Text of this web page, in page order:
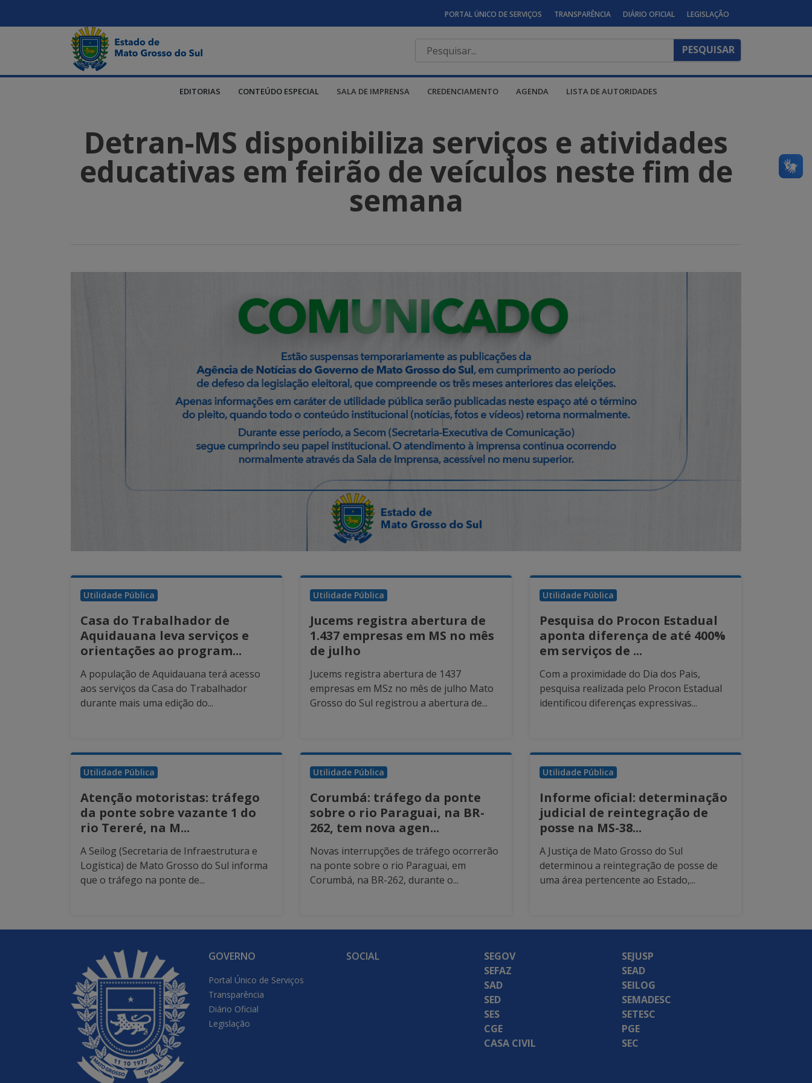
PORTAL ÚNICO DE SERVIÇOS TRANSPARÊNCIA DIÁRIO OFICIAL LEGISLAÇÃO
EDITORIAS CONTEÚDO ESPECIAL SALA DE IMPRENSA CREDENCIAMENTO AGENDA LISTA DE AUTORIDADES
Detran-MS disponibiliza serviços e atividades
educativas em feirão de veículos neste fim de
semana
Utilidade Pública
Casa do Trabalhador de
Aquidauana leva serviços e
orientações ao program...
A população de Aquidauana terá acesso
aos serviços da Casa do Trabalhador
durante mais uma edição do...
Utilidade Pública
Jucems registra abertura de
1.437 empresas em MS no mês
de julho
Jucems registra abertura de 1437
empresas em MSz no mês de julho Mato
Grosso do Sul registrou a abertura de...
Utilidade Pública
Pesquisa do Procon Estadual
aponta diferença de até 400%
em serviços de ...
Com a proximidade do Dia dos Pais,
pesquisa realizada pelo Procon Estadual
identificou diferenças expressivas...
Utilidade Pública
Atenção motoristas: tráfego
da ponte sobre vazante 1 do
rio Tereré, na M...
A Seilog (Secretaria de Infraestrutura e
Logística) de Mato Grosso do Sul informa
que o tráfego na ponte de...
Utilidade Pública
Corumbá: tráfego da ponte
sobre o rio Paraguai, na BR-
262, tem nova agen...
Novas interrupções de tráfego ocorrerão
na ponte sobre o rio Paraguai, em
Corumbá, na BR-262, durante o...
Utilidade Pública
Informe oficial: determinação
judicial de reintegração de
posse na MS-38...
A Justiça de Mato Grosso do Sul
determinou a reintegração de posse de
uma área pertencente ao Estado,...
GOVERNO
Portal Único de Serviços
Transparência
Diário Oficial
Legislação
SOCIAL
SEGOV
SEFAZ
SAD
SED
SES
CGE
CASA CIVIL
SEJUSP
SEAD
SEILOG
SEMADESC
SETESC
PGE
SEC